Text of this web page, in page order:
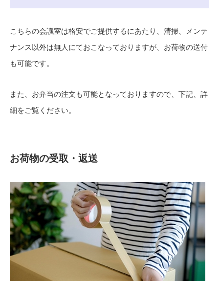
こちらの会議室は格安でご提供するにあたり、清掃、メンテ
ナンス以外は無人にておこなっておりますが、お荷物の送付
も可能です。
また、お弁当の注文も可能となっておりますので、下記、詳
細をご覧ください。
お荷物の受取・返送